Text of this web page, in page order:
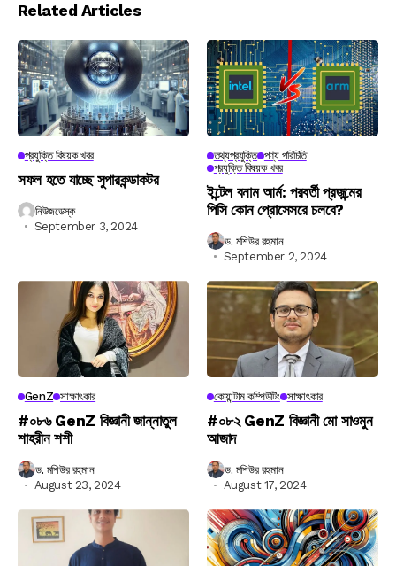
Related Articles
প্রযুক্তি বিষয়ক খবর
সফল হতে যাচ্ছে সুপারকন্ডাকটর
নিউজডেস্ক
September 3, 2024
তথ্যপ্রযুক্তি পণ্য পরিচিতি
প্রযুক্তি বিষয়ক খবর
ইন্টেল বনাম আর্ম: পরবর্তী প্রজন্মের
পিসি কোন প্রোসেসরে চলবে?
ড. মশিউর রহমান
September 2, 2024
GenZ সাক্ষাৎকার
#০৮৬ GenZ বিজ্ঞানী জান্নাতুল
শাহরীন শশী
ড. মশিউর রহমান
August 23, 2024
কোয়ান্টাম কম্পিউটিং সাক্ষাৎকার
#০৮২ GenZ বিজ্ঞানী মো সাওমুন
আজাদ
ড. মশিউর রহমান
August 17, 2024